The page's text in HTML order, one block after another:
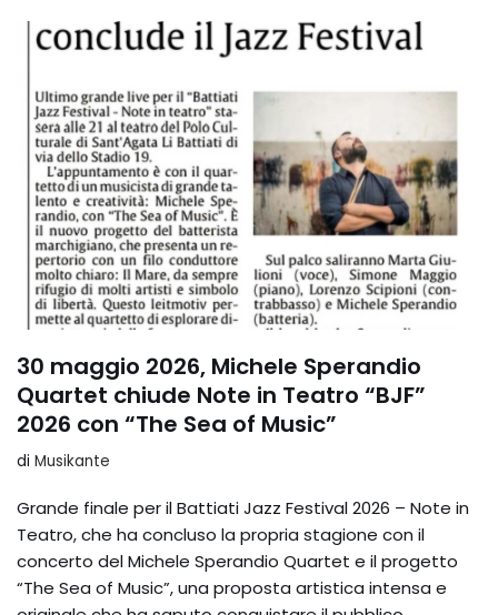
30 maggio 2026, Michele Sperandio
Quartet chiude Note in Teatro “BJF”
2026 con “The Sea of Music”
di Musikante
Grande finale per il Battiati Jazz Festival 2026 – Note in
Teatro, che ha concluso la propria stagione con il
concerto del Michele Sperandio Quartet e il progetto
“The Sea of Music”, una proposta artistica intensa e